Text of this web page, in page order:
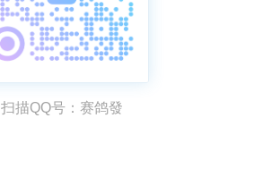
扫描QQ号：赛鸽發